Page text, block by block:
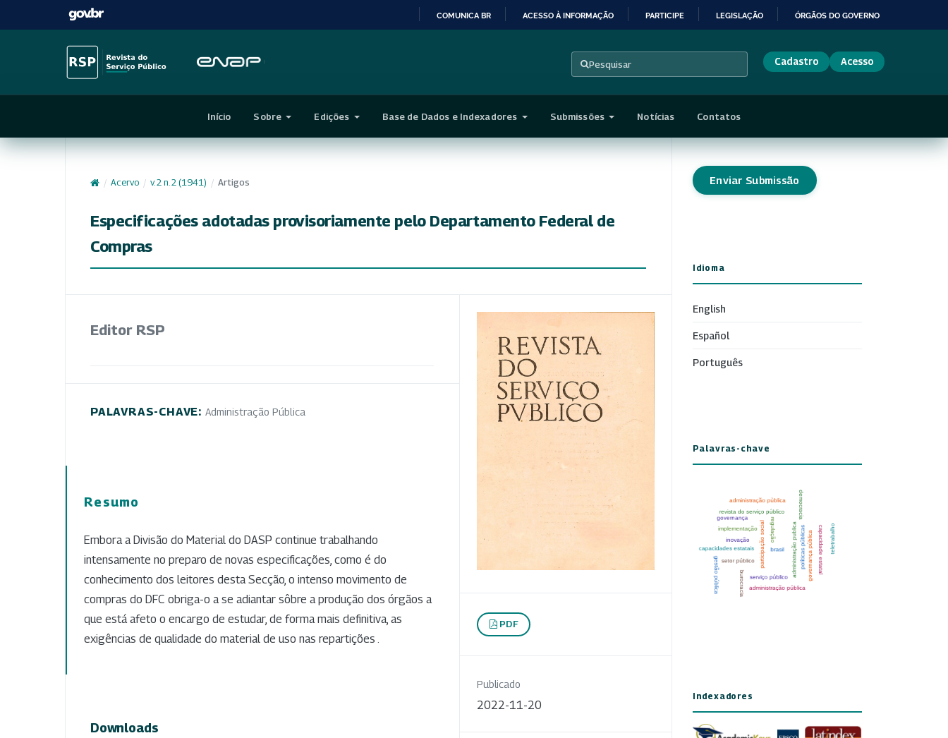
CONTEÚDO
COMUNICA BR ACESSO À INFORMAÇÃO PARTICIPE LEGISLAÇÃO ÓRGÃOS DO GOVERNO
Pesquisar Cadastro Acesso
Início Sobre Edições Base de Dados e Indexadores Submissões Notícias Contatos
/ Acervo / v. 2 n. 2 (1941) / Artigos
Especificações adotadas provisoriamente pelo Departamento Federal de
Compras
Editor RSP
PALAVRAS-CHAVE: Administração Pública
Resumo
Embora a Divisão do Material do DASP continue trabalhando
intensamente no preparo de novas especificações, como é do
conhecimento dos leitores desta Secção, o intenso movimento de
compras do DFC obriga-o a se adiantar sôbre a produção dos órgãos a
que está afeto o encargo de estudar, de forma mais definitiva, as
exigências de qualidade do material de uso nas repartições .
Downloads
PDF
Publicado
2022-11-20
Enviar Submissão
Idioma
English
Español
Português
Palavras-chave
Indexadores